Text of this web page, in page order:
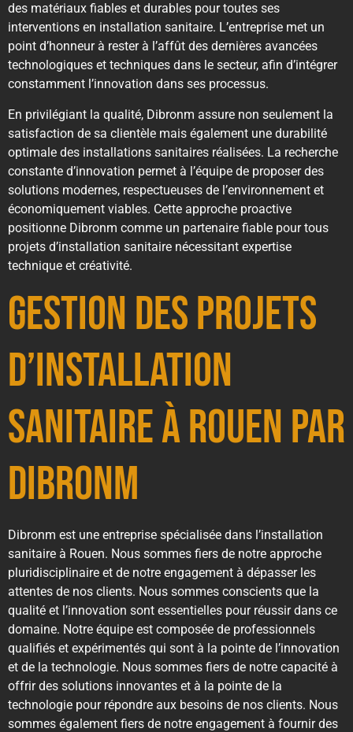
des matériaux fiables et durables pour toutes ses
interventions en installation sanitaire. L’entreprise met un
point d’honneur à rester à l’affût des dernières avancées
technologiques et techniques dans le secteur, afin d’intégrer
constamment l’innovation dans ses processus.
En privilégiant la qualité, Dibronm assure non seulement la
satisfaction de sa clientèle mais également une durabilité
optimale des installations sanitaires réalisées. La recherche
constante d’innovation permet à l’équipe de proposer des
solutions modernes, respectueuses de l’environnement et
économiquement viables. Cette approche proactive
positionne Dibronm comme un partenaire fiable pour tous
projets d’installation sanitaire nécessitant expertise
technique et créativité.
Gestion des projets
d’installation
sanitaire à Rouen par
Dibronm
Dibronm est une entreprise spécialisée dans l’installation
sanitaire à Rouen. Nous sommes fiers de notre approche
pluridisciplinaire et de notre engagement à dépasser les
attentes de nos clients. Nous sommes conscients que la
qualité et l’innovation sont essentielles pour réussir dans ce
domaine. Notre équipe est composée de professionnels
qualifiés et expérimentés qui sont à la pointe de l’innovation
et de la technologie. Nous sommes fiers de notre capacité à
offrir des solutions innovantes et à la pointe de la
technologie pour répondre aux besoins de nos clients. Nous
sommes également fiers de notre engagement à fournir des